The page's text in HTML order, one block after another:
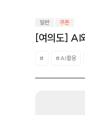
일반 쿠폰
[여의도] AI
# #AI활용